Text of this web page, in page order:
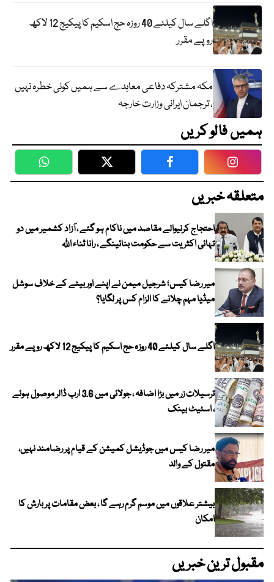
اگلے سال کیلئے 40 روزہ حج اسکیم کا پیکیج 12 لاکھ
روپے مقرر
مکہ مشترکہ دفاعی معاہدے سے ہمیں کوئی خطرہ نہیں
، ترجمان ایرانی وزارت خارجہ
ہمیں فالو کریں
WhatsApp Twitter Facebook
متعلقہ خبریں
احتجاج کرنیوالے مقاصد میں ناکام ہو گئے ، آزاد کشمیر میں دو
تہائی اکثریت سے حکومت بنائینگے ، رانا ثناء اللہ
میر رضا کیس؛ شرجیل میمن نے اپنے اور بیٹے کے خلاف سوشل
میڈیا مہم چلانے کا الزام کس پر لگایا؟
اگلے سال کیلئے 40 روزہ حج اسکیم کا پیکیج 12 لاکھ روپے مقرر
ترسیلات زر میں بڑا اضافہ ، جولائی میں 3.6 ارب ڈالر موصول ہوئے
، اسٹیٹ بینک
میر رضا کیس میں جوڈیشل کمیشن کے قیام پر رضامند نہیں،
مقتول کے والد
بیشتر علاقوں میں موسم گرم رہے گا ، بعض مقامات پر بارش کا
امکان
مقبول ترین خبریں